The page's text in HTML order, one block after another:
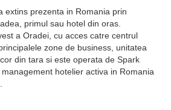
extins prezenta in Romania prin
primul sau hotel din oras.
a Oradei, cu acces catre centrul
zone de business, unitatea
din tara si este operata de Spark
hotelier activa in Romania